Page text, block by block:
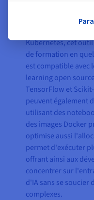
l’entreprise a tiré
d'OVHcloud.
construit sur la
Kubernetes, cet
de formation en
est compatible avec
learning open
TensorFlow et
peuvent également
utilisant des
des images Docker
optimise aussi
permet d'exécuter
offrant ainsi aux
concentrer sur
d'IA sans se soucier
complexes.